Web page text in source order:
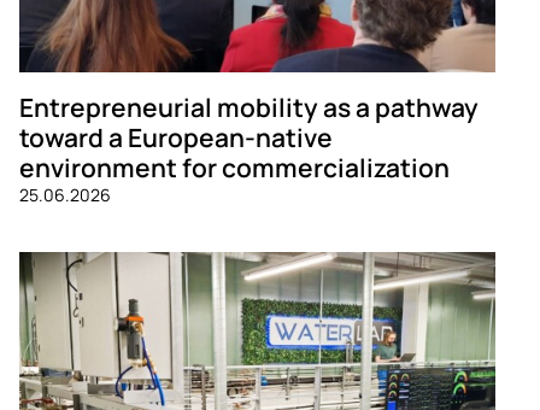
Entrepreneurial mobility as a pathway
toward a European-native
environment for commercialization
25.06.2026